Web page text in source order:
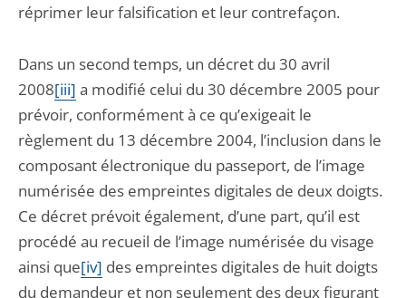
réprimer leur falsification et leur contrefaçon.
Dans un second temps, un décret du 30 avril
2008[iii] a modifié celui du 30 décembre 2005 pour
prévoir, conformément à ce qu’exigeait le
règlement du 13 décembre 2004, l’inclusion dans le
composant électronique du passeport, de l’image
numérisée des empreintes digitales de deux doigts.
Ce décret prévoit également, d’une part, qu’il est
procédé au recueil de l’image numérisée du visage
ainsi que[iv] des empreintes digitales de huit doigts
du demandeur et non seulement des deux figurant